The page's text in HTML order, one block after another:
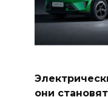
они